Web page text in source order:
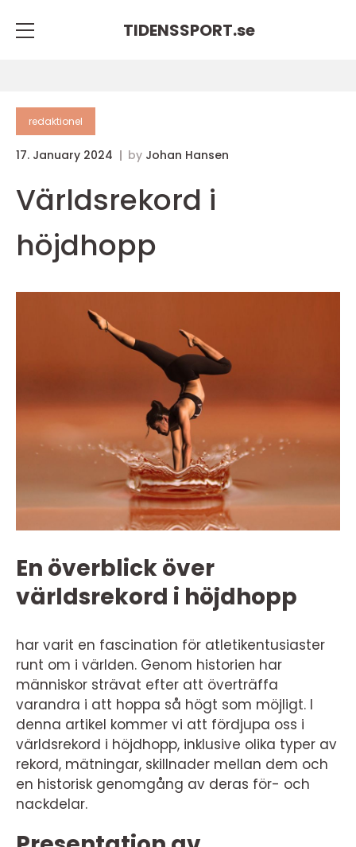
TIDENSSPORT.se
redaktionel
17. January 2024 by Johan Hansen
Världsrekord i
höjdhopp
En överblick över
världsrekord i höjdhopp
har varit en fascination för atletikentusiaster
runt om i världen. Genom historien har
människor strävat efter att överträffa
varandra i att hoppa så högt som möjligt. I
denna artikel kommer vi att fördjupa oss i
världsrekord i höjdhopp, inklusive olika typer av
rekord, mätningar, skillnader mellan dem och
en historisk genomgång av deras för- och
nackdelar.